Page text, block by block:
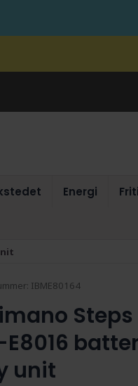
Energi
IBME80164
E8016
unit